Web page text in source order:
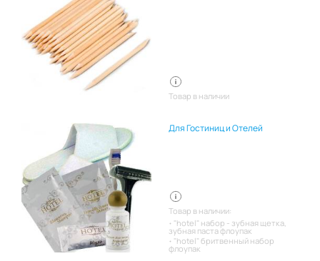
Товар в наличии
Для Гостиниц и Отелей
Товар в наличии:
"hotel" набор - зубная щетка,
зубная паста флоупак
"hotel" бритвенный набор
флоупак